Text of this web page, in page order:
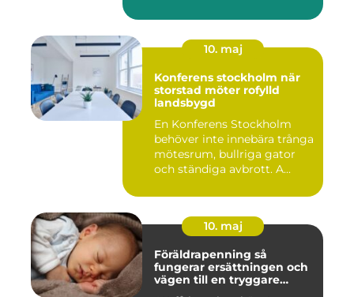
10. maj
Konferens stockholm när
storstad möter rofylld
landsbygd
En Konferens Stockholm
behöver inte innebära trånga
mötesrum, bullriga gator
och ständiga avbrott. A...
10. maj
Föräldrapenning så
fungerar ersättningen och
vägen till en tryggare